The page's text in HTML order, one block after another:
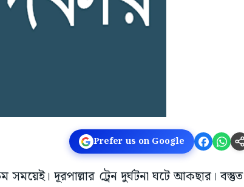
Prefer us on Google
দূরপাল্লার ট্রেন দুর্ঘটনা ঘটে আকছার। বস্তুত